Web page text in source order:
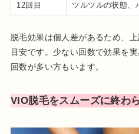
12回目 ツルツルの状態、
脱毛効果は個人差があるため、
目安です。少ない回数で効果を
回数が多い方もいます。
VIO脱毛をスムーズに終わ